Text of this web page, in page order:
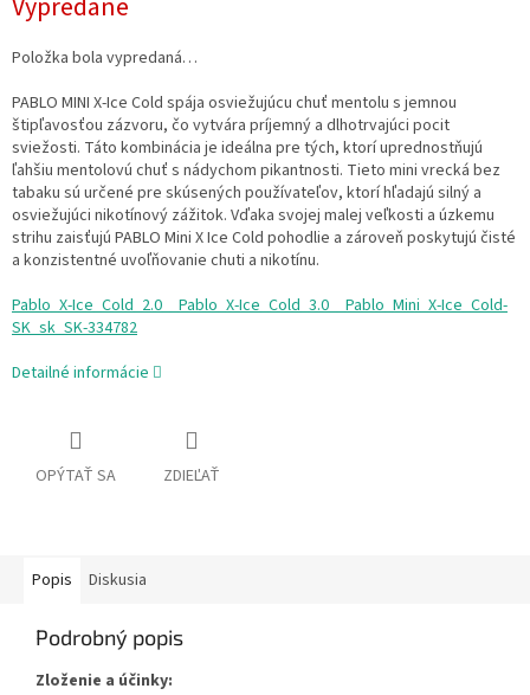
Položka bola vypredaná…
PABLO MINI X-Ice Cold spája osviežujúcu chuť mentolu s jemnou
štipľavosťou zázvoru, čo vytvára príjemný a dlhotrvajúci pocit
sviežosti. Táto kombinácia je ideálna pre tých, ktorí uprednostňujú
ľahšiu mentolovú chuť s nádychom pikantnosti. Tieto mini vrecká bez
tabaku sú určené pre skúsených používateľov, ktorí hľadajú silný a
osviežujúci nikotínový zážitok. Vďaka svojej malej veľkosti a úzkemu
strihu zaisťujú PABLO Mini X Ice Cold pohodlie a zároveň poskytujú čisté
a konzistentné uvoľňovanie chuti a nikotínu.
Pablo_X-Ice_Cold_2.0__Pablo_X-Ice_Cold_3.0__Pablo_Mini_X-Ice_Cold-
SK_sk_SK-334782
Detailné informácie
OPÝTAŤ SA ZDIEĽAŤ
Popis Diskusia
Podrobný popis
Zloženie a účinky: